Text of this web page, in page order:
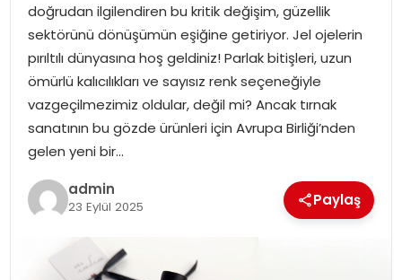
MAGAZIN
TEKNOLOJI
doğrudan ilgilendiren bu kritik değişim, güzellik
sektörünü dönüşümün eşiğine getiriyor. Jel ojelerin
pırıltılı dünyasına hoş geldiniz! Parlak bitişleri, uzun
ömürlü kalıcılıkları ve sayısız renk seçeneğiyle
vazgeçilmezimiz oldular, değil mi? Ancak tırnak
sanatının bu gözde ürünleri için Avrupa Birliği’nden
gelen yeni bir…
admin
23 Eylül 2025 Paylaş